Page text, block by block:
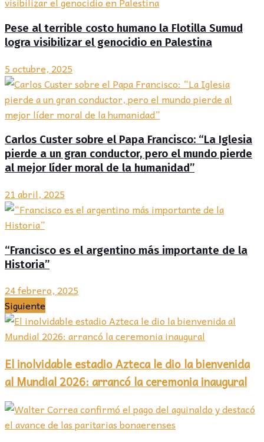
Pese al terrible costo humano la Flotilla Sumud
logra visibilizar el genocidio en Palestina
5 octubre, 2025
Carlos Custer sobre el Papa Francisco: “La Iglesia
pierde a un gran conductor, pero el mundo pierde
al mejor líder moral de la humanidad”
21 abril, 2025
“Francisco es el argentino más importante de la
Historia”
24 febrero, 2025
Siguiente
El inolvidable estadio Azteca le dio la bienvenida
al Mundial 2026: arrancó la ceremonia inaugural